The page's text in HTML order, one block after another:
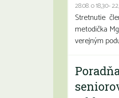
28.08. o 18,30-
Stretnutie
metodička
verejným